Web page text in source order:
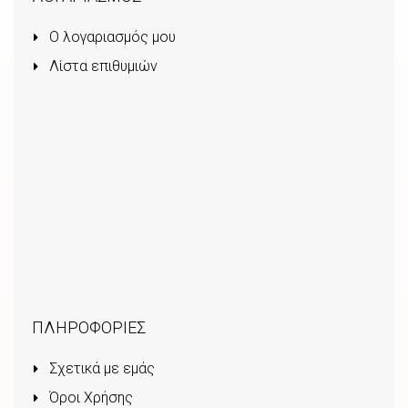
Ο λογαριασμός μου
Λίστα επιθυμιών
ΠΛΗΡΟΦΟΡΙΕΣ
Σχετικά με εμάς
Όροι Χρήσης